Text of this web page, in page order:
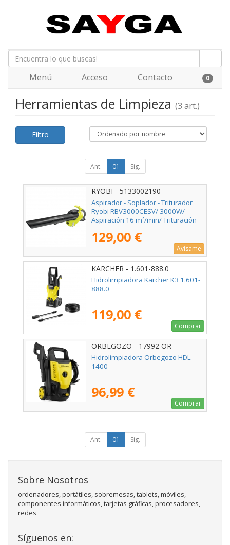
Menú Acceso Contacto 0
Herramientas de Limpieza (3 art.)
Filtro
Ant. 01 Sig.
RYOBI - 5133002190
Aspirador - Soplador - Triturador
Ryobi RBV3000CESV/ 3000W/
Aspiración 16 m³/min/ Trituración
129,00 €
Avísame
KARCHER - 1.601-888.0
Hidrolimpiadora Karcher K3 1.601-
888.0
119,00 €
Comprar
ORBEGOZO - 17992 OR
Hidrolimpiadora Orbegozo HDL
1400
96,99 €
Comprar
Ant. 01 Sig.
Sobre Nosotros
ordenadores, portátiles, sobremesas, tablets, móviles,
componentes informáticos, tarjetas gráficas, procesadores,
redes
Síguenos en: